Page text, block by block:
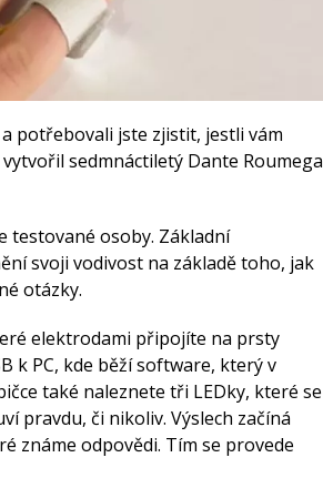
potřebovali jste zjistit, jestli vám
sedmnáctiletý Dante Roumega
testované osoby. Základní
svoji vodivost na základě toho, jak
otázky.
elektrodami připojíte na prsty
k PC, kde běží software, který v
také naleznete tři LEDky, které se
pravdu, či nikoliv. Výslech začíná
známe odpovědi. Tím se provede